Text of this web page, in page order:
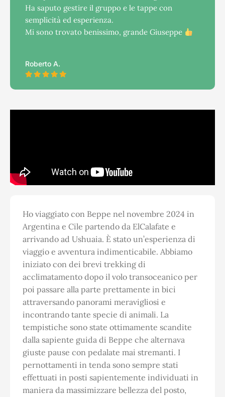
Ha saputo gestire il gruppo e le tappe con
semplicità ed esperienza.
Mi sono trovato benissimo, grande Giuseppe
Roberto A.
Ho viaggiato con Beppe nel novembre 2024 in
Argentina e Cile partendo da ElCalafate e
arrivando ad Ushuaia. È stato un’esperienza di
viaggio e avventura indimenticabile. Abbiamo
iniziato con dei brevi trekking di
acclimatamento dopo il volo transoceanico per
poi passare alla parte prettamente in bici
attraversando panorami meravigliosi e
incontrando tante specie di animali. La
tempistiche sono state ottimamente scandite
dalla sapiente guida di Beppe che alternava
giuste pause con pedalate mai stremanti. I
pernottamenti in tenda sono sempre stati
effettuati in posti sapientemente individuati in
maniera da massimizzare bellezza del posto,